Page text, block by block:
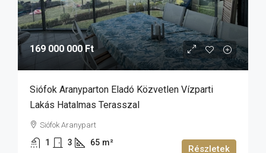
169 000 000 Ft
Siófok Aranyparton Eladó Közvetlen Vízparti
Lakás Hatalmas Terasszal
Siófok Aranypart
1 3 65 m²
Részletek